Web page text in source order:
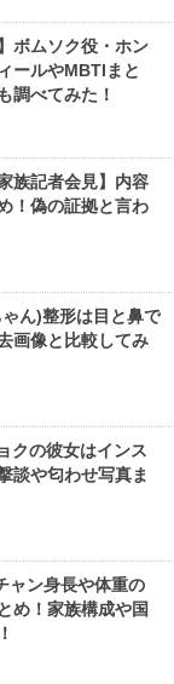
ボムソク役・ホン
ールやMBTIまと
調べてみた！
族記者会見】内容
！偽の証拠と言わ
ん)整形は目と鼻で
画像と比較してみ
クの彼女はインス
談や匂わせ写真ま
ャン身長や体重の
め！家族構成や国